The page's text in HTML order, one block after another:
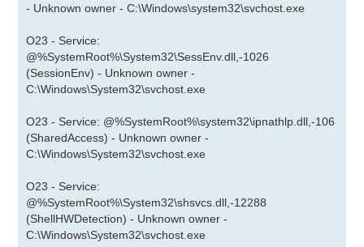
- Unknown owner - C:\Windows\system32\svchost.exe
O23 - Service:
@%SystemRoot%\System32\SessEnv.dll,-1026
(SessionEnv) - Unknown owner -
C:\Windows\System32\svchost.exe
O23 - Service: @%SystemRoot%\system32\ipnathlp.dll,-106
(SharedAccess) - Unknown owner -
C:\Windows\System32\svchost.exe
O23 - Service:
@%SystemRoot%\System32\shsvcs.dll,-12288
(ShellHWDetection) - Unknown owner -
C:\Windows\System32\svchost.exe